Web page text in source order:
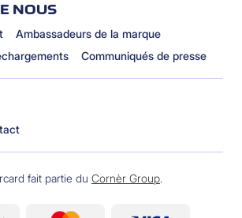
NOUS
Ambassadeurs de la marque
Communiqués de presse
fait partie du Cornèr Group.